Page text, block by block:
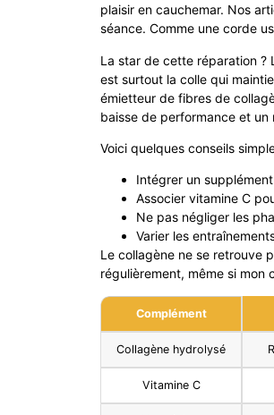
plaisir en cauchemar. Nos
séance. Comme une corde
La star de cette réparation ?
est surtout la colle qui
émietteur de fibres de
baisse de performance et un
Voici quelques conseils
Intégrer un
Associer vitamine C
Ne pas négliger les
Varier les
Le collagène ne se retrouve
régulièrement, même si mon
Complément
Collagène hydrolysé
Vitamine C